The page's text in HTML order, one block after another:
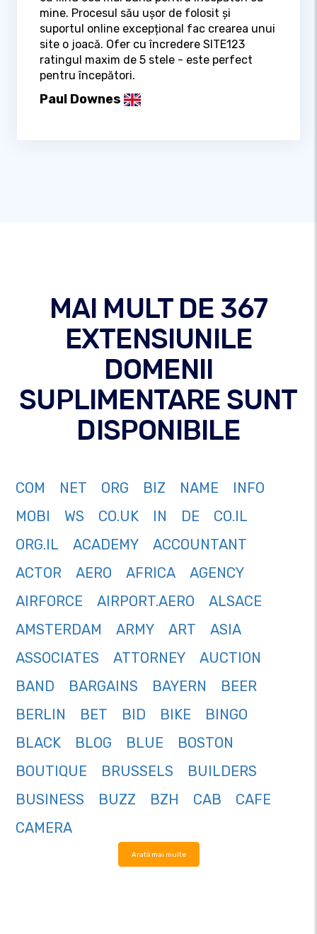
mine. Procesul său ușor de folosit și
suportul online excepțional fac crearea unui
site o joacă. Ofer cu încredere SITE123
ratingul maxim de 5 stele - este perfect
pentru începători.
Paul Downes
MAI MULT DE 367
EXTENSIUNILE
DOMENII
SUPLIMENTARE SUNT
DISPONIBILE
COM NET ORG BIZ NAME
INFO
MOBI
WS CO.UK IN DE
CO.IL
ORG.IL
ACADEMY
ACCOUNTANT
ACTOR
AERO AFRICA
AGENCY
AIRFORCE
AIRPORT.AERO
ALSACE
AMSTERDAM
ARMY ART
ASIA
ASSOCIATES
ATTORNEY
AUCTION
BAND
BARGAINS BAYERN
BEER
BERLIN
BET BID BIKE
BINGO
BLACK
BLOG BLUE
BOSTON
BOUTIQUE
BRUSSELS
BUILDERS
BUSINESS
BUZZ BZH CAB
CAFE
CAMERA
Arată mai multe